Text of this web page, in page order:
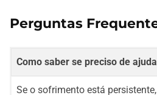
Perguntas
Como saber se preciso de
Se o sofrimento está